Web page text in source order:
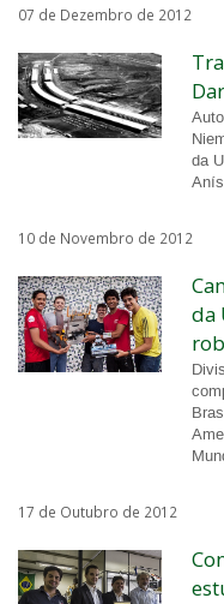
07 de Dezembro de 2012
da
10 de Novembro de 2012
da
17 de Outubro de 2012